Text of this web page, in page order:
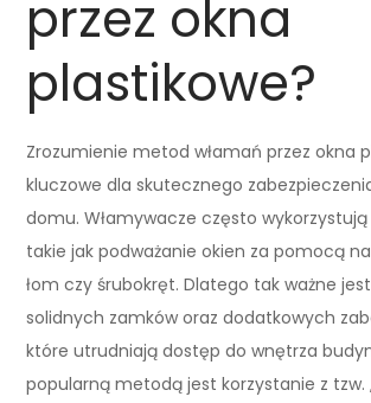
przez okna
plastikowe?
Zrozumienie metod włamań przez okna
kluczowe dla skutecznego
domu. Włamywacze często
takie jak podważanie okien za pomocą
łom czy śrubokręt. Dlatego tak ważne
solidnych zamków oraz dodatkowych
które utrudniają dostęp do wnętrza
popularną metodą jest korzystanie z tzw.